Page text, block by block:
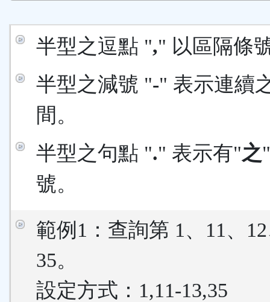
半型之逗點 "," 以區隔條
半型之減號 "-" 表示連續
間。
半型之句點 "." 表示有"之
號。
範例1：查詢第 1、11、
35。
設定方式：1,11-13,35